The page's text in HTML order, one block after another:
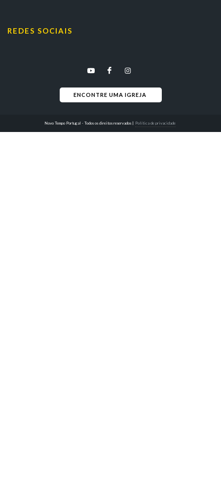
REDES SOCIAIS
ENCONTRE UMA IGREJA
Novo Tempo Portugal - Todos os direitos reservados| Política de privacidade